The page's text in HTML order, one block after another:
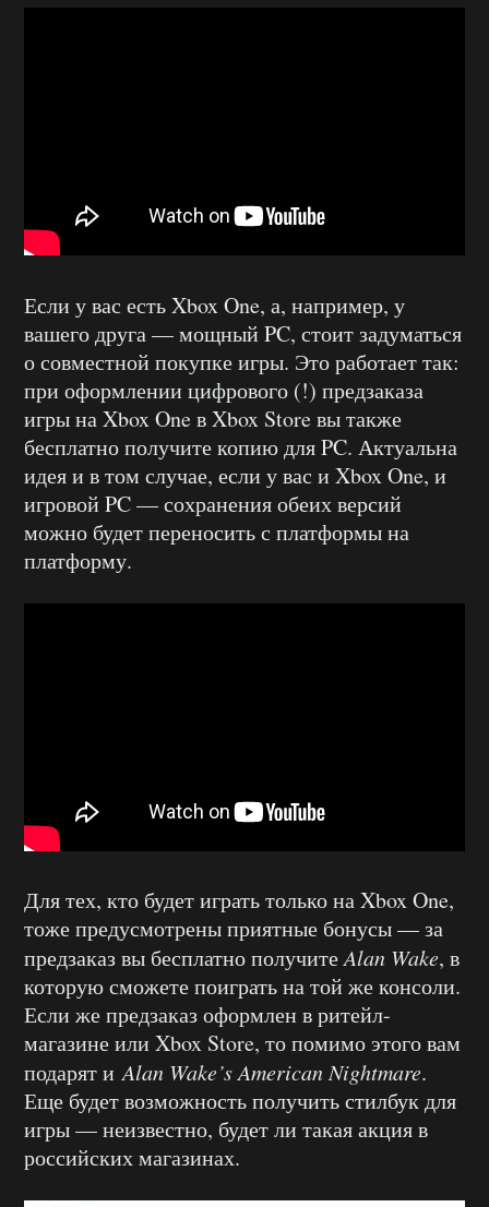
Если у вас есть Xbox One, а, например, у
вашего друга — мощный PC, стоит задуматься
о совместной покупке игры. Это работает так:
при оформлении цифрового (!) предзаказа
игры на Xbox One в Xbox Store вы также
бесплатно получите копию для PC. Актуальна
идея и в том случае, если у вас и Xbox One, и
игровой PC — сохранения обеих версий
можно будет переносить с платформы на
платформу.
Для тех, кто будет играть только на Xbox One,
тоже предусмотрены приятные бонусы — за
предзаказ вы бесплатно получитеAlan Wake, в
которую сможете поиграть на той же консоли.
Если же предзаказ оформлен в ритейл-
магазине или Xbox Store, то помимо этого вам
подарят иAlan Wake’s American Nightmare.
Еще будет возможность получить стилбук для
игры — неизвестно, будет ли такая акция в
российских магазинах.